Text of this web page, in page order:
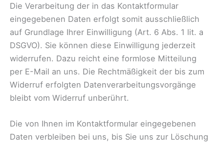
Die Verarbeitung der in das Kontaktformular
eingegebenen Daten erfolgt somit ausschließlich
auf Grundlage Ihrer Einwilligung (Art. 6 Abs. 1 lit. a
DSGVO). Sie können diese Einwilligung jederzeit
widerrufen. Dazu reicht eine formlose Mitteilung
per E-Mail an uns. Die Rechtmäßigkeit der bis zum
Widerruf erfolgten Datenverarbeitungsvorgänge
bleibt vom Widerruf unberührt.
Die von Ihnen im Kontaktformular eingegebenen
Daten verbleiben bei uns, bis Sie uns zur Löschung